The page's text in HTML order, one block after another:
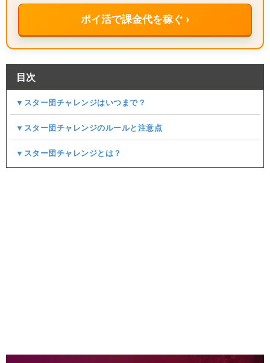
ポイ活で課金代を稼ぐ ›
目次
▼スター団チャレンジはいつまで？
▼スター団チャレンジのルールと注意点
▼スター団チャレンジとは？